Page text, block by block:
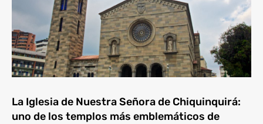
La Iglesia de Nuestra Señora de Chiquinquirá:
uno de los templos más emblemáticos de